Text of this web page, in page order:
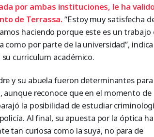
por ambas instituciones, le ha
de Terrassa. “Estoy muy satisfecha
haciendo porque este es un trabajo
por parte de la universidad”, indica
curriculum académico.
y su abuela fueron determinantes para
reconoce que en el momento de
la posibilidad de estudiar
Al final, su apuesta por la óptica ha
tan curiosa como la suya, no para de